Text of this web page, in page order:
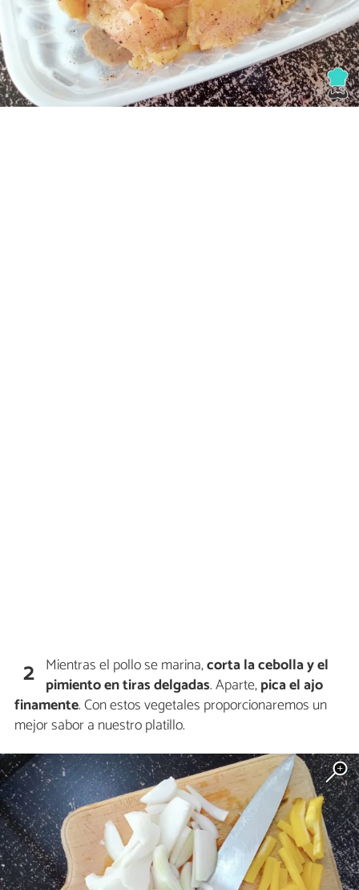
2 Mientras el pollo se marina,corta la cebolla y el
pimiento en tiras delgadas. Aparte,pica el ajo
finamente. Con estos vegetales proporcionaremos un
mejor sabor a nuestro platillo.